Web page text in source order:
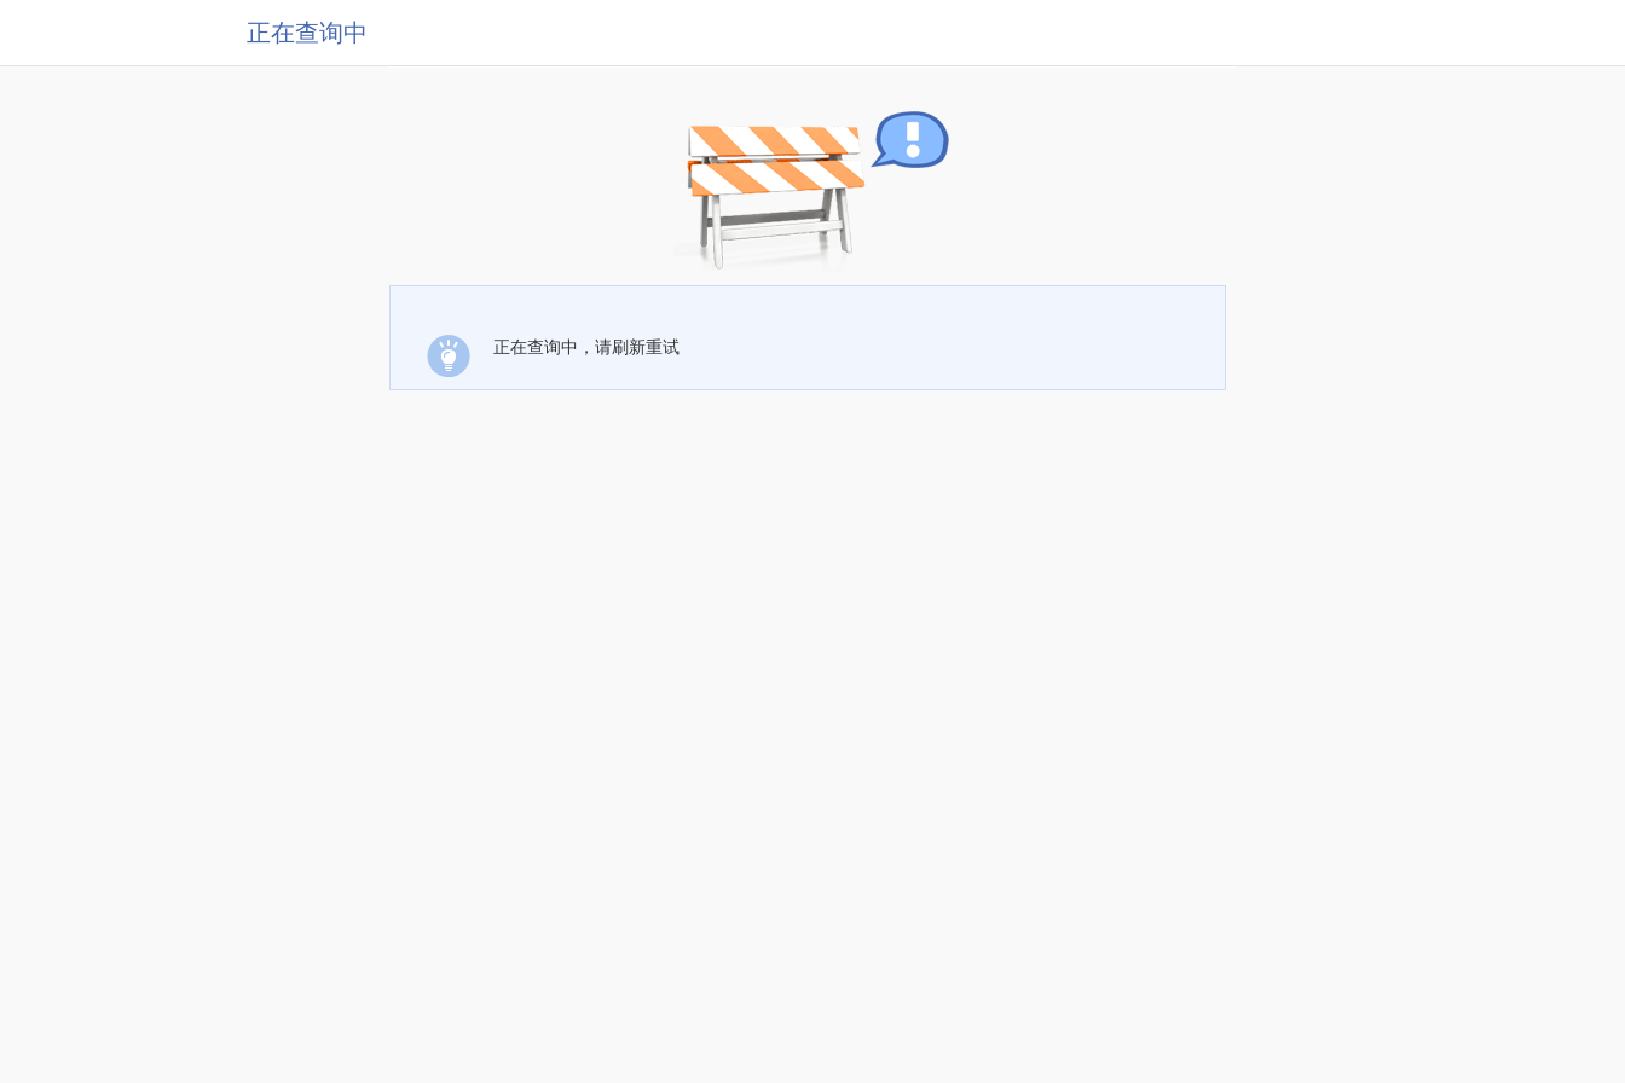
正在查询中
正在查询中，请刷新重试